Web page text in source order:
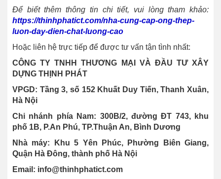
Để biết thêm thông tin chi tiết, vui lòng tham khảo:
https://thinhphatict.com/nha-cung-cap-ong-thep-
luon-day-dien-chat-luong-cao
Hoặc liên hệ trực tiếp để được tư vấn tận tình nhất:
CÔNG TY TNHH THƯƠNG MẠI VÀ ĐẦU TƯ XÂY
DỰNG THỊNH PHÁT
VPGD: Tầng 3, số 152 Khuất Duy Tiến, Thanh Xuân,
Hà Nội
Chi nhánh phía Nam: 300B/2, đường ĐT 743, khu
phố 1B, P.An Phú, TP.Thuận An, Bình Dương
Nhà máy: Khu 5 Yên Phúc, Phường Biên Giang,
Quận Hà Đông, thành phố Hà Nội
Email: info@thinhphatict.com